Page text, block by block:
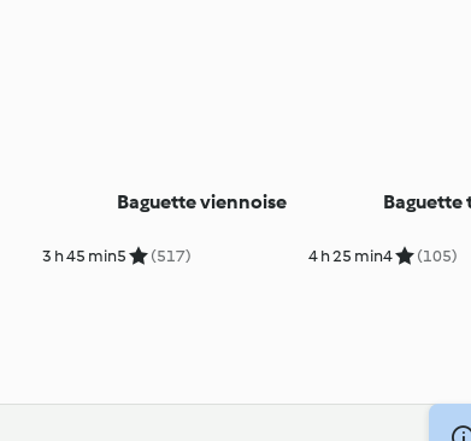
3 h 45 min
Baguette viennoise
5 (517) 4 h 25 min
Baguette
4 (105)